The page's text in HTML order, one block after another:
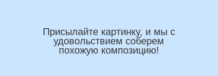
Используем импортные шары
(Не Китай)
Предоставляем гарантию полета